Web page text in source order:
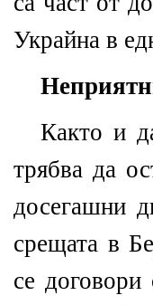
Украйна в
Както и
трябва да
досегашни
срещата в
се договори